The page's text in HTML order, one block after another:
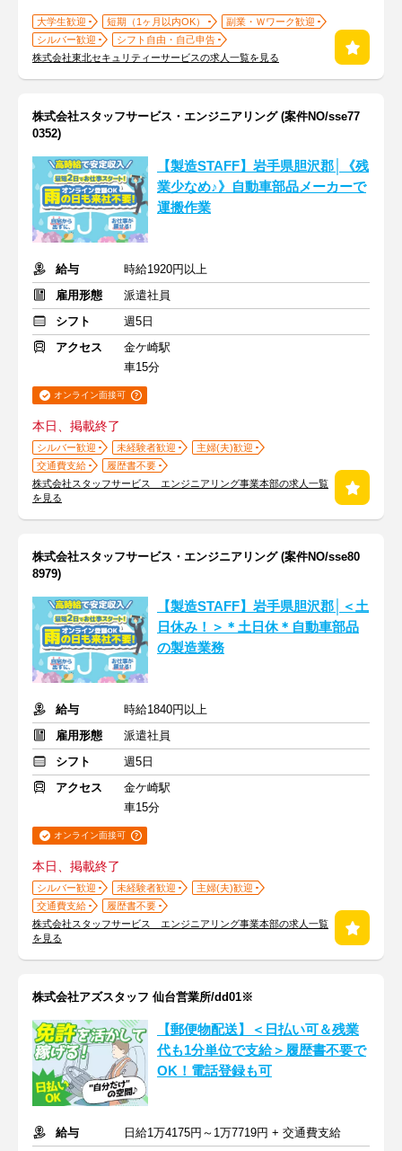
大学生歓迎 短期（1ヶ月以内OK）
副業・Ｗワーク歓迎
シルバー歓迎
シフト自由・自己申告
株式会社東北セキュリティーサービスの求人一覧を見る
株式会社スタッフサービス・エンジニアリング (案件NO/sse77
0352)
【製造STAFF】岩手県胆沢郡│《残
業少なめ♪》自動車部品メーカーで
運搬作業
給与
時給1920円以上
雇用形態
派遣社員
シフト
週5日
アクセス
金ケ崎駅
車15分
オンライン面接可
本日、掲載終了
シルバー歓迎 未経験者歓迎
主婦(夫)歓迎
交通費支給
履歴書不要
株式会社スタッフサービス エンジニアリング事業本部の求人一覧
を見る
株式会社スタッフサービス・エンジニアリング (案件NO/sse80
8979)
【製造STAFF】岩手県胆沢郡│＜土
日休み！＞＊土日休＊自動車部品
の製造業務
給与
時給1840円以上
雇用形態
派遣社員
シフト
週5日
アクセス
金ケ崎駅
車15分
オンライン面接可
本日、掲載終了
シルバー歓迎 未経験者歓迎
主婦(夫)歓迎
交通費支給
履歴書不要
株式会社スタッフサービス エンジニアリング事業本部の求人一覧
を見る
株式会社アズスタッフ 仙台営業所/dd01※
【郵便物配送】＜日払い可＆残業
代も1分単位で支給＞履歴書不要で
OK！電話登録も可
給与
日給1万4175円～1万7719円 + 交通費支給